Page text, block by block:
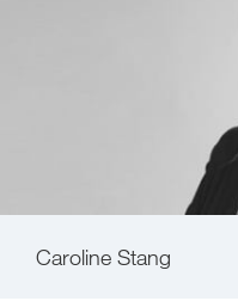
Caroline Stang